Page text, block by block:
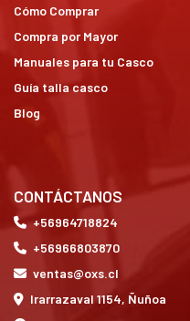
Cómo Comprar
Compra por Mayor
Manuales para tu Casco
Guía talla casco
Blog
CONTÁCTANOS
+56964718824
+56966803870
ventas@oxs.cl
Irarrazaval 1154, Ñuñoa